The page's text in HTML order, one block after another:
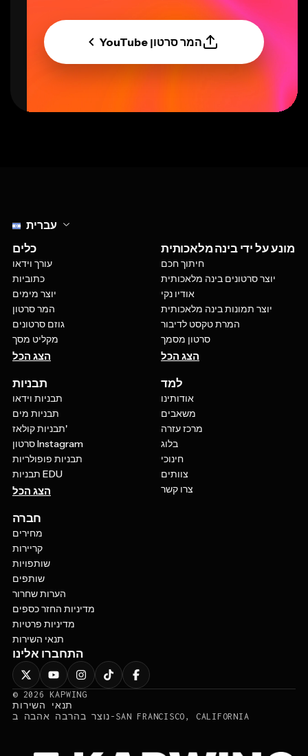
המר סרטון YouTube
עברית
כלים
עורך וידאו
כתוביות
יוצר מימים
המר סרטון
גוזם סרטונים
מקליט מסך
הצג הכל
מונע על ידי בינה מלאכותית
חיתוך חכם
יוצר סרטונים בינה מלאכותית
אודיו נקי
יוצר תמונות בינה מלאכותית
המרת טקסט לדיבור
סרטון מסמך
הצג הכל
תבניות
תבניות וידאו
תבניות מים
תבניות קולאז'
סרטון Instagram
תבניות פופולריות
תבניות EDU
הצג הכל
למד
אודותינו
משאבים
מרכז עזרה
בלוג
חינוכי
צוותים
צרו קשר
חברה
מחירים
קריירות
שותפויות
שותפים
הערות שחרור
מדיניות החזר כספים
מדיניות פרטיות
תנאי השירות
התחברו אלינו
© 2026
KAPWING
תנאי השירות
נוצר בהרבה אהבה ב-SAN FRANCISCO, CALIFORNIA